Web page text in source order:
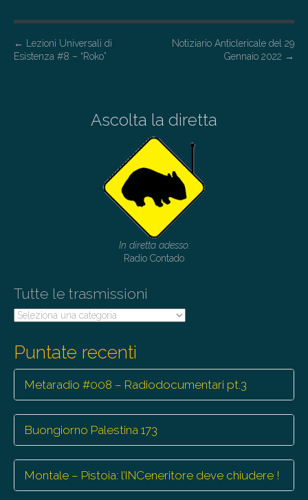
P
o
n
←
Lezioni Universali di
Esistenza #8 – “Roko”
Notiziario Anticlericale del 29
Gennaio 2022 →
Ascolta la diretta
In diretta adesso:
Radio Contado
Tutte le trasmissioni
Tutte
Puntate recenti
Metaradio #008 – Radiodocumentari pt.3
Buongiorno Palestina 173
Montale – Pistoia: l’INCeneritore deve chiudere !